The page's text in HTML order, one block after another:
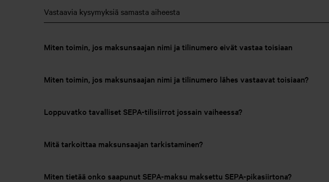
Vastaavia kysymyksiä samasta aiheesta
Miten toimin, jos maksunsaajan nimi ja tilinumero eivät vastaa toisiaan
Miten toimin, jos maksunsaajan nimi ja tilinumero lähes vastaavat toisiaan?
Loppuvatko tavalliset SEPA-tilisiirrot jossain vaiheessa?
Mitä tarkoittaa maksunsaajan tarkistaminen?
Miten tietää onko saapunut SEPA-maksu maksettu SEPA-pikasiirtona?